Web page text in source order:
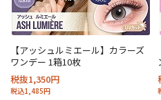
【アッシュルミエール】カラーズ
ワンデー 1箱10枚
税抜1,350円
税込1,485円